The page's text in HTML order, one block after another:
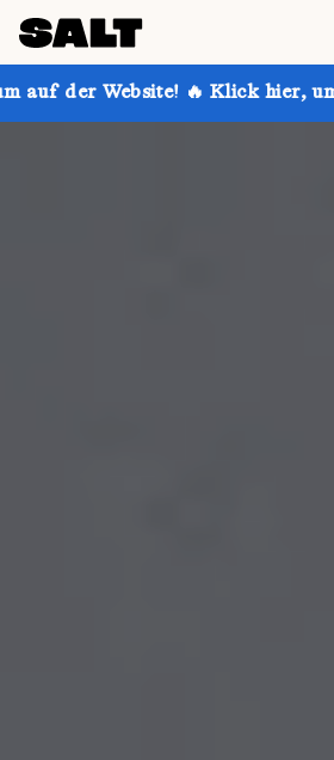
Klick hier, um mehr zu erfahren